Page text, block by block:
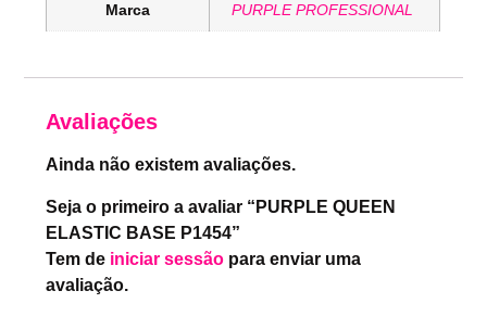
Marca PURPLE PROFESSIONAL
Avaliações
Ainda não existem avaliações.
Seja o primeiro a avaliar “PURPLE QUEEN
ELASTIC BASE P1454”
Tem de iniciar sessão para enviar uma
avaliação.